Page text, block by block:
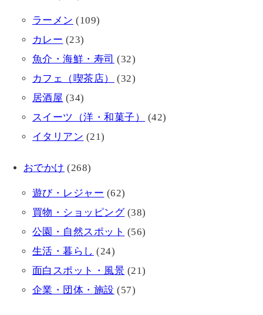
ラーメン (109)
カレー (23)
魚介・海鮮・寿司 (32)
カフェ（喫茶店）
(32)
居酒屋 (34)
スイーツ（洋・和菓子）
(42)
イタリアン (21)
おでかけ (268)
遊び・レジャー (62)
買物・ショッピング(38)
公園・自然スポット (56)
生活・暮らし (24)
面白スポット・風景 (21)
企業・団体・施設 (57)